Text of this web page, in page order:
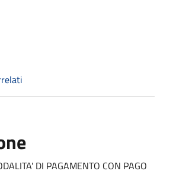
DI PAGAMENTO CON PAGO